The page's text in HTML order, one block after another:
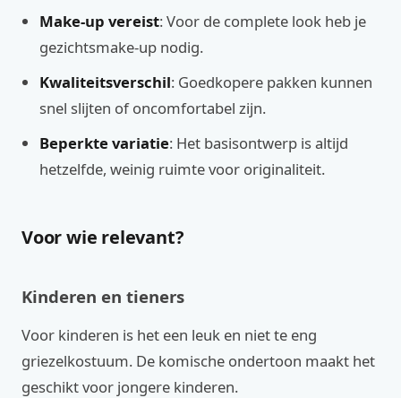
Make-up vereist: Voor de complete look heb je
gezichtsmake-up nodig.
Kwaliteitsverschil: Goedkopere pakken kunnen
snel slijten of oncomfortabel zijn.
Beperkte variatie: Het basisontwerp is altijd
hetzelfde, weinig ruimte voor originaliteit.
Voor wie relevant?
Kinderen en tieners
Voor kinderen is het een leuk en niet te eng
griezelkostuum. De komische ondertoon maakt het
geschikt voor jongere kinderen.